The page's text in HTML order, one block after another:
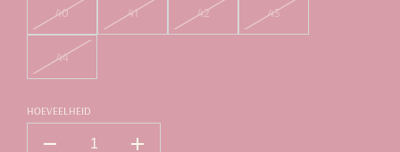
40 41 42 43
44
HOEVEELHEID